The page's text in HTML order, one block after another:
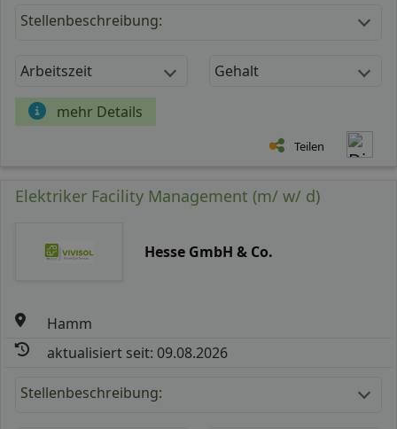
Stellenbeschreibung:
Arbeitszeit Gehalt
mehr Details
Teilen
Elektriker Facility Management (m/ w/ d)
Hesse GmbH & Co.
Hamm
aktualisiert seit: 09.08.2026
Stellenbeschreibung: